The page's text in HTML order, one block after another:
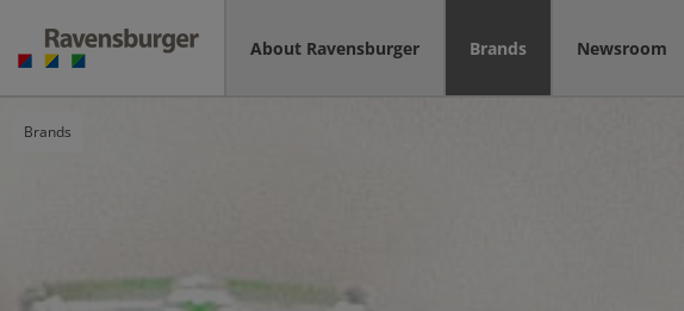
About Ravensburger Brands Newsroom
Brands